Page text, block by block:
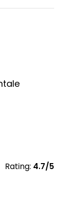
Rating: 4.7/5